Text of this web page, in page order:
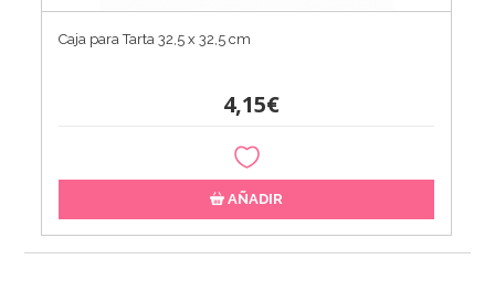
Caja para Tarta 32,5 x 32,5 cm
4,15€
AÑADIR